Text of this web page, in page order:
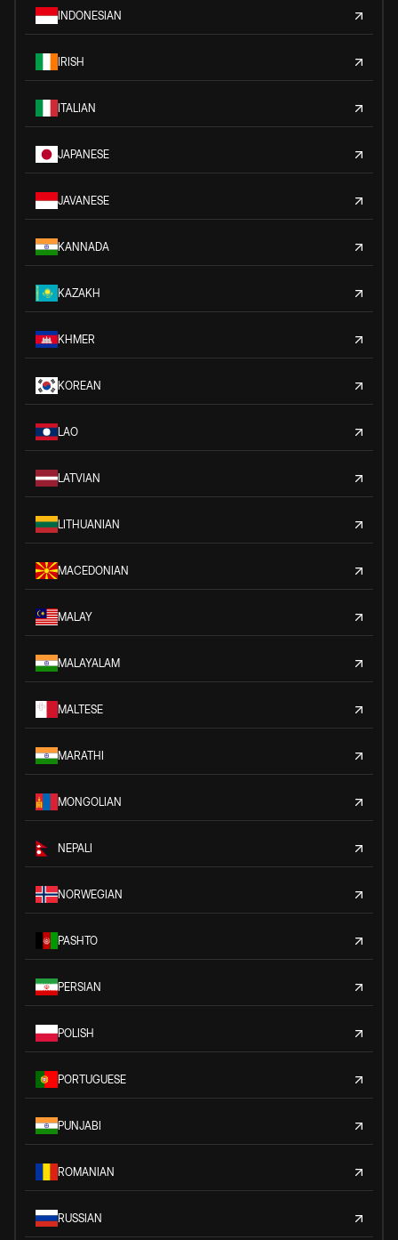
INDONESIAN
IRISH
ITALIAN
JAPANESE
JAVANESE
KANNADA
KAZAKH
KHMER
KOREAN
LAO
LATVIAN
LITHUANIAN
MACEDONIAN
MALAY
MALAYALAM
MALTESE
MARATHI
MONGOLIAN
NEPALI
NORWEGIAN
PASHTO
PERSIAN
POLISH
PORTUGUESE
PUNJABI
ROMANIAN
RUSSIAN